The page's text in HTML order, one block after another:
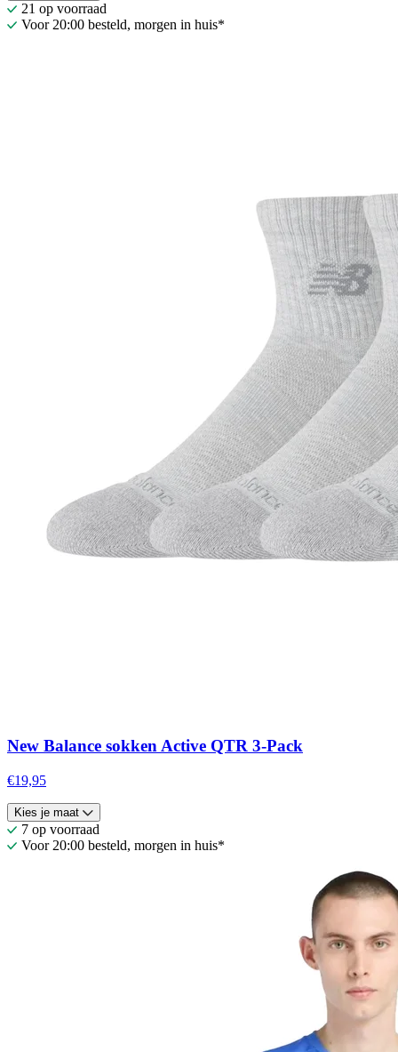
21 op voorraad
Voor 20:00 besteld, morgen in huis*
New Balance sokken Active QTR 3-Pack
€19,95
Kies je maat
7 op voorraad
Voor 20:00 besteld, morgen in huis*